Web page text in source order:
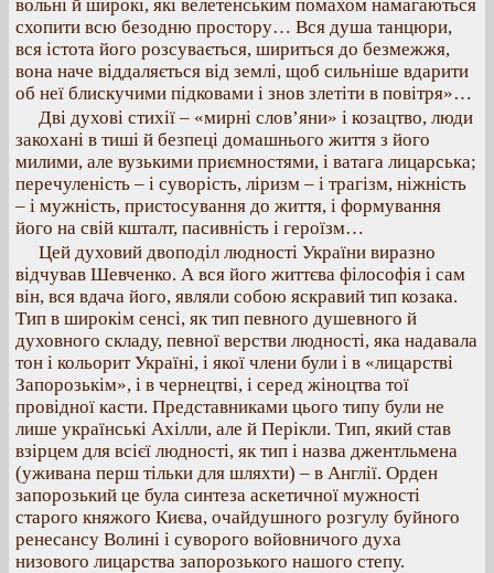
вольні й широкі, які велетенським помахом намагаються
схопити всю безодню простору… Вся душа танцюри,
вся істота його розсувається, шириться до безмежжя,
вона наче віддаляється від землі, щоб сильніше вдарити
об неї блискучими підковами і знов злетіти в повітря»…
Дві духові стихії – «мирні слов’яни» і козацтво, люди
закохані в тиші й безпеці домашнього життя з його
милими, але вузькими приємностями, і ватага лицарська;
перечуленість – і суворість, ліризм – і трагізм, ніжність
– і мужність, пристосування до життя, і формування
його на свій кшталт, пасивність і героїзм…
Цей духовий двоподіл людності України виразно
відчував Шевченко. А вся його життєва філософія і сам
він, вся вдача його, являли собою яскравий тип козака.
Тип в широкім сенсі, як тип певного душевного й
духовного складу, певної верстви людності, яка надавала
тон і кольорит Україні, і якої члени були і в «лицарстві
Запорозькім», і в чернецтві, і серед жіноцтва тої
провідної касти. Представниками цього типу були не
лише українські Ахілли, але й Перікли. Тип, який став
взірцем для всієї людності, як тип і назва джентльмена
(уживана перш тільки для шляхти) – в Англії. Орден
запорозький це була синтеза аскетичної мужності
старого княжого Києва, очайдушного розгулу буйного
ренесансу Волині і суворого войовничого духа
низового лицарства запорозького нашого степу.